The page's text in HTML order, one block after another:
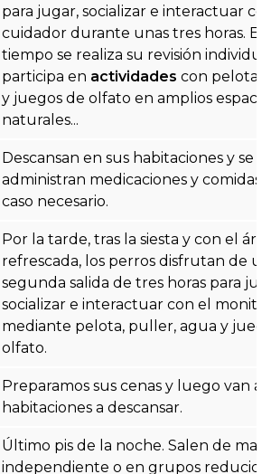
para jugar, socializar e interactuar
cuidador durante unas tres horas.
tiempo se realiza su revisión
participa en actividades con pelota,
y juegos de olfato en amplios
naturales...
Descansan en sus habitaciones y se
administran medicaciones y comidas
caso necesario.
Por la tarde, tras la siesta y con el
refrescada, los perros disfrutan de
segunda salida de tres horas para
socializar e interactuar con el
mediante pelota, puller, agua y
olfato.
Preparamos sus cenas y luego van a
habitaciones a descansar.
Último pis de la noche. Salen de
independiente o en grupos